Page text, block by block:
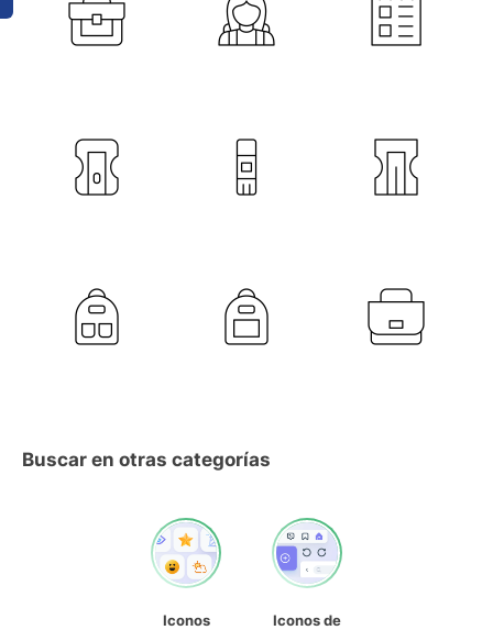
Buscar en otras categorías
Iconos
Iconos de